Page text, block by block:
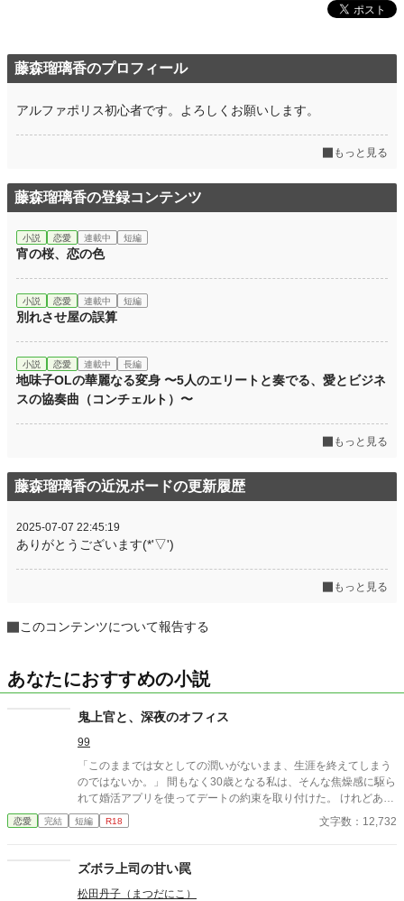
藤森瑠璃香のプロフィール
アルファポリス初心者です。よろしくお願いします。
もっと見る
藤森瑠璃香の登録コンテンツ
小説 恋愛 連載中 短編
宵の桜、恋の色
小説 恋愛 連載中 短編
別れさせ屋の誤算
小説 恋愛 連載中 長編
地味子OLの華麗なる変身 〜5人のエリートと奏でる、愛とビジネ
スの協奏曲（コンチェルト）〜
もっと見る
藤森瑠璃香の近況ボードの更新履歴
2025-07-07 22:45:19
ありがとうございます(*'▽')
もっと見る
このコンテンツについて報告する
あなたにおすすめの小説
鬼上官と、深夜のオフィス
99
「このままでは女としての潤いがないまま、生涯を終えてしまう
のではないか。」 間もなく30歳となる私は、そんな焦燥感に駆ら
れて婚活アプリを使ってデートの約束を取り付けた。 けれどある
日の残業中、アプリを操作しているところを会社の同僚の「鬼上
官」こと佐久間君に見られてしまい……？ 「婚活アプリで相手を
か。」 鬼上官な同僚に翻弄される、深夜のオフィスでの出来事。
恋愛 完結 短編 R18 文字数：12,732
ズボラ上司の甘い罠
松田丹子（まつだにこ）